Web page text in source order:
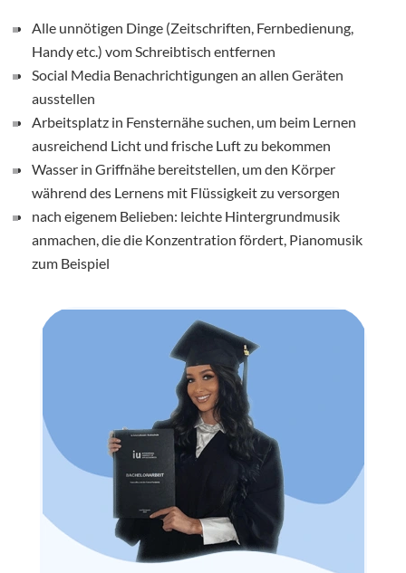
Alle unnötigen Dinge (Zeitschriften, Fernbedienung,
Handy etc.) vom Schreibtisch entfernen
Social Media Benachrichtigungen an allen Geräten
ausstellen
Arbeitsplatz in Fensternähe suchen, um beim Lernen
ausreichend Licht und frische Luft zu bekommen
Wasser in Griffnähe bereitstellen, um den Körper
während des Lernens mit Flüssigkeit zu versorgen
nach eigenem Belieben: leichte Hintergrundmusik
anmachen, die die Konzentration fördert, Pianomusik
zum Beispiel